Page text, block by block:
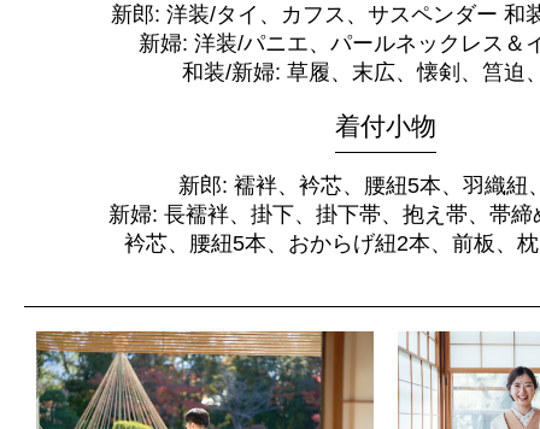
新郎: 洋装/タイ、カフス、サスペンダー 和
新婦: 洋装/パニエ、パールネックレス＆
和装/新婦: 草履、末広、懐剣、筥迫
着付小物
新郎: 襦袢、衿芯、腰紐5本、羽織紐
新婦: 長襦袢、掛下、掛下帯、抱え帯、帯締
衿芯、腰紐5本、おからげ紐2本、前板、